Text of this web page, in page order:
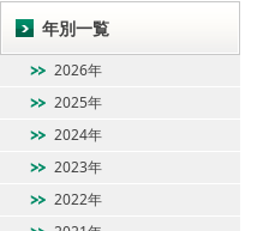
年別一覧
2026年
2025年
2024年
2023年
2022年